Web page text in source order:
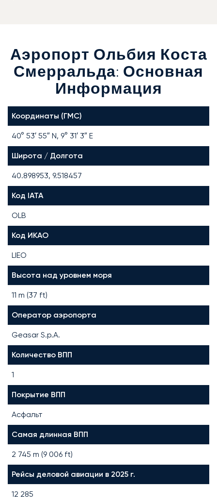
Аэропорт Ольбия Коста
Смерральда: Основная
Информация
Координаты (ГМС)
40° 53′ 55″ N, 9° 31′ 3″ E
Широта / Долгота
40.898953, 9.518457
Код IATA
OLB
Код ИКАО
LIEO
Высота над уровнем моря
11 m (37 ft)
Оператор аэропорта
Geasar S.p.A.
Количество ВПП
1
Покрытие ВПП
Асфальт
Самая длинная ВПП
2 745 m (9 006 ft)
Рейсы деловой авиации в 2025 г.
12 285